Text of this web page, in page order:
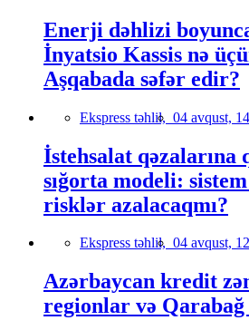
Enerji dəhlizi
İnyatsio Kassis nə
Aşqabada səfər edir?
Ekspress təhlil, 04 avqust,
İstehsalat qəzalarına
sığorta modeli:
risklər azalacaqmı?
Ekspress təhlil, 04 avqust,
Azərbaycan kredit
regionlar və